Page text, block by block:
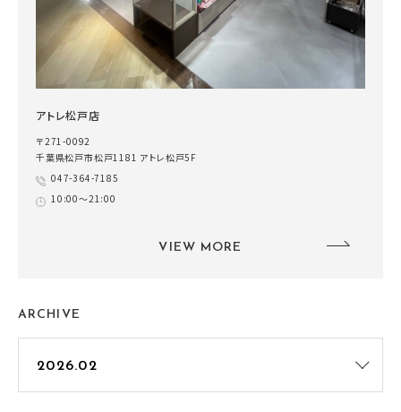
アトレ松戸店
〒271-0092
千葉県松戸市松戸1181 アトレ松戸5F
047-364-7185
10:00～21:00
VIEW MORE
ARCHIVE